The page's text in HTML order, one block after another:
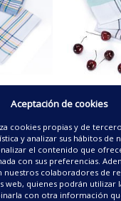
C 50X50
PAÑO
Aceptación de cookies
cookies propias y de
y analizar sus hábitos de
el contenido que
con sus preferencias.
colaboradores de
web, quienes podrán utilizar
con otra información